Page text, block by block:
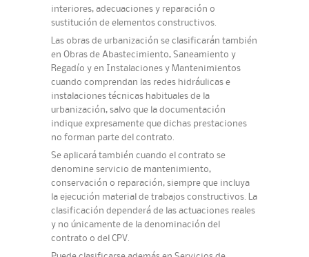
interiores, adecuaciones y reparación o
sustitución de elementos constructivos.
Las obras de urbanización se clasificarán también
en Obras de Abastecimiento, Saneamiento y
Regadío y en Instalaciones y Mantenimientos
cuando comprendan las redes hidráulicas e
instalaciones técnicas habituales de la
urbanización, salvo que la documentación
indique expresamente que dichas prestaciones
no forman parte del contrato.
Se aplicará también cuando el contrato se
denomine servicio de mantenimiento,
conservación o reparación, siempre que incluya
la ejecución material de trabajos constructivos. La
clasificación dependerá de las actuaciones reales
y no únicamente de la denominación del
contrato o del CPV.